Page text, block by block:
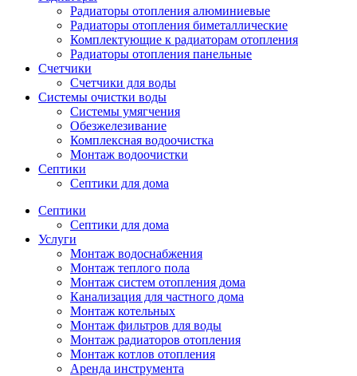
Радиаторы отопления алюминиевые
Радиаторы отопления биметаллические
Комплектующие к радиаторам отопления
Радиаторы отопления панельные
Cчетчики
Счетчики для воды
Системы очистки воды
Системы умягчения
Обезжелезивание
Комплексная водоочистка
Монтаж водоочистки
Септики
Септики для дома
Септики
Септики для дома
Услуги
Монтаж водоснабжения
Монтаж теплого пола
Монтаж систем отопления дома
Канализация для частного дома
Монтаж котельных
Монтаж фильтров для воды
Монтаж радиаторов отопления
Монтаж котлов отопления
Аренда инструмента